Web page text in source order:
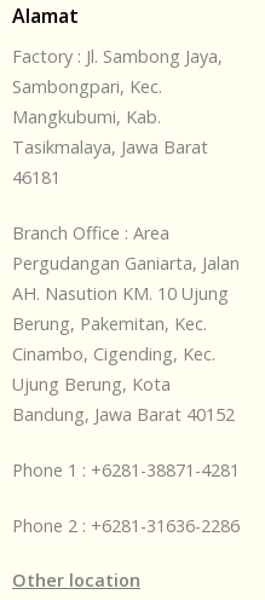
Alamat
Factory : Jl. Sambong Jaya,
Sambongpari, Kec.
Mangkubumi, Kab.
Tasikmalaya, Jawa Barat
46181
Branch Office : Area
Pergudangan Ganiarta, Jalan
AH. Nasution KM. 10 Ujung
Berung, Pakemitan, Kec.
Cinambo, Cigending, Kec.
Ujung Berung, Kota
Bandung, Jawa Barat 40152
Phone 1 : +6281-38871-4281
Phone 2 : +6281-31636-2286
Other location